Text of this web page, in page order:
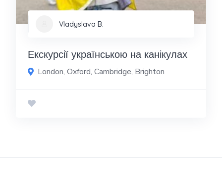
Vladyslava B.
Екскурсії українською на канікулах
London, Oxford, Cambridge, Brighton